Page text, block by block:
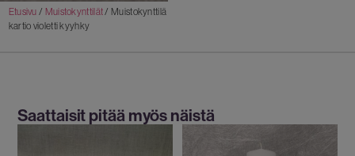
Etusivu / Muistokynttilät/ Muistokynttilä
kartio violetti kyyhky
Saattaisit pitää myös näistä